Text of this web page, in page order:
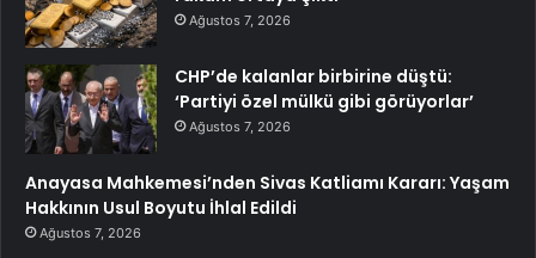
Ağustos 7, 2026
CHP’de kalanlar birbirine düştü:
‘Partiyi özel mülkü gibi görüyorlar’
Ağustos 7, 2026
Anayasa Mahkemesi’nden Sivas Katliamı Kararı: Yaşam
Hakkının Usul Boyutu İhlal Edildi
Ağustos 7, 2026